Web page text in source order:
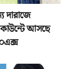
দারাজে
আসছে